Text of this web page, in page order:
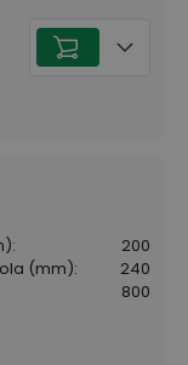
:
200
(mm):
240
800